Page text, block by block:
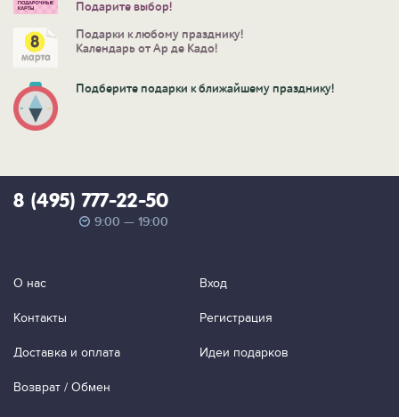
Подарите выбор!
Подарки к любому празднику!
Календарь от Ар де Кадо!
Подберите подарки к ближайшему празднику!
8 (495) 777-22-50
9:00 — 19:00
О нас
Контакты
Доставка и оплата
Возврат / Обмен
Вход
Регистрация
Идеи подарков